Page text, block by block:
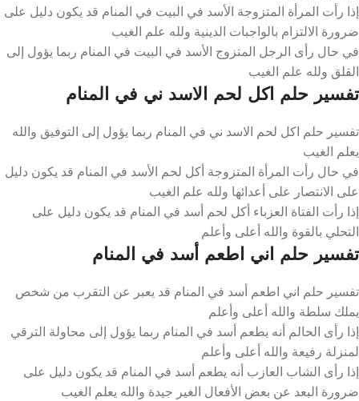
إذا رأت المرأة المتزوجة الأسد في البيت في المنام قد يكون دليل على
ضرورة الالتزام بالواجبات الدينية ولله علم الغيب
في حال رأى الرجل المتزوج الأسد في البيت في المنام ربما يؤول إلى
القلق ولله علم الغيب
تفسير حلم اكل لحم الاسد ني في المنام
تفسير حلم اكل لحم الاسد ني في المنام ربما يؤول إلى التوفيق والله
يعلم الغيب
في حال رأت المرأة المتزوجة أكل لحم الأسد في المنام قد يكون دليل
على الانتصار على أعدائها ولله علم الغيب
إذا رأت الفتاة العزباء أكل لحم أسد في المنام قد يكون دليل على
التحلي بالقوة والله أعلى وأعلم
تفسير حلم اني اطعم أسد في المنام
تفسير حلم اني اطعم أسد في المنام قد يعبر عن التقرب من شخص
يملك سلطة والله أعلى وأعلم
إذا رأى الحالم أنه يطعم أسد في المنام ربما يؤول إلى محاولة الترقي
لمنزلة رفيعة والله أعلى وأعلم
إذا رأى الشاب العازب أنه يطعم أسد في المنام قد يكون دليل على
ضرورة البعد عن بعض الأفعال الغير جيدة والله يعلم الغيب